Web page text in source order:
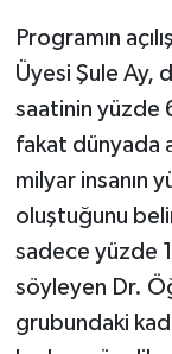
Programın
Üyesi Şule Ay,
saatinin yüzde
fakat dünyada
milyar insanın
oluştuğunu
sadece yüzde
söyleyen Dr.
grubundaki